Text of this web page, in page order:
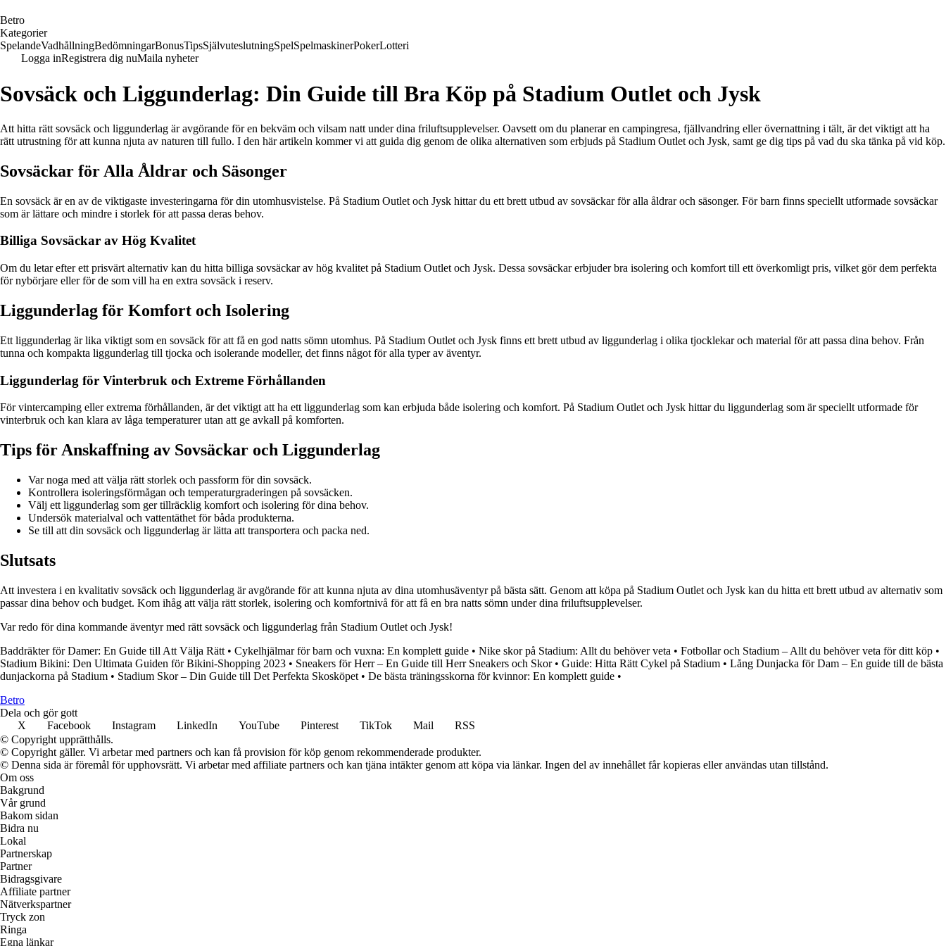
Betro
Kategorier
SpelandeVadhållningBedömningarBonusTipsSjälvuteslutningSpelSpelmaskinerPokerLotteri
Logga inRegistrera dig nuMaila nyheter
Sovsäck och Liggunderlag: Din Guide till Bra Köp på Stadium Outlet och Jysk
Att hitta rätt sovsäck och liggunderlag är avgörande för en bekväm och vilsam natt under dina friluftsupplevelser. Oavsett om du planerar en campingresa, fjällvandring eller övernattning i tält, är det viktigt att ha
rätt utrustning för att kunna njuta av naturen till fullo. I den här artikeln kommer vi att guida dig genom de olika alternativen som erbjuds på Stadium Outlet och Jysk, samt ge dig tips på vad du ska tänka på vid köp.
Sovsäckar för Alla Åldrar och Säsonger
En sovsäck är en av de viktigaste investeringarna för din utomhusvistelse. På Stadium Outlet och Jysk hittar du ett brett utbud av sovsäckar för alla åldrar och säsonger. För barn finns speciellt utformade sovsäckar
som är lättare och mindre i storlek för att passa deras behov.
Billiga Sovsäckar av Hög Kvalitet
Om du letar efter ett prisvärt alternativ kan du hitta billiga sovsäckar av hög kvalitet på Stadium Outlet och Jysk. Dessa sovsäckar erbjuder bra isolering och komfort till ett överkomligt pris, vilket gör dem perfekta
för nybörjare eller för de som vill ha en extra sovsäck i reserv.
Liggunderlag för Komfort och Isolering
Ett liggunderlag är lika viktigt som en sovsäck för att få en god natts sömn utomhus. På Stadium Outlet och Jysk finns ett brett utbud av liggunderlag i olika tjocklekar och material för att passa dina behov. Från
tunna och kompakta liggunderlag till tjocka och isolerande modeller, det finns något för alla typer av äventyr.
Liggunderlag för Vinterbruk och Extreme Förhållanden
För vintercamping eller extrema förhållanden, är det viktigt att ha ett liggunderlag som kan erbjuda både isolering och komfort. På Stadium Outlet och Jysk hittar du liggunderlag som är speciellt utformade för
vinterbruk och kan klara av låga temperaturer utan att ge avkall på komforten.
Tips för Anskaffning av Sovsäckar och Liggunderlag
Var noga med att välja rätt storlek och passform för din sovsäck.
Kontrollera isoleringsförmågan och temperaturgraderingen på sovsäcken.
Välj ett liggunderlag som ger tillräcklig komfort och isolering för dina behov.
Undersök materialval och vattentäthet för båda produkterna.
Se till att din sovsäck och liggunderlag är lätta att transportera och packa ned.
Slutsats
Att investera i en kvalitativ sovsäck och liggunderlag är avgörande för att kunna njuta av dina utomhusäventyr på bästa sätt. Genom att köpa på Stadium Outlet och Jysk kan du hitta ett brett utbud av alternativ som
passar dina behov och budget. Kom ihåg att välja rätt storlek, isolering och komfortnivå för att få en bra natts sömn under dina friluftsupplevelser.
Var redo för dina kommande äventyr med rätt sovsäck och liggunderlag från Stadium Outlet och Jysk!
Baddräkter för Damer: En Guide till Att Välja Rätt • Cykelhjälmar för barn och vuxna: En komplett guide • Nike skor på Stadium: Allt du behöver veta • Fotbollar och Stadium – Allt du behöver veta för ditt köp •
Stadium Bikini: Den Ultimata Guiden för Bikini-Shopping 2023 • Sneakers för Herr – En Guide till Herr Sneakers och Skor• Guide: Hitta Rätt Cykel på Stadium • Lång Dunjacka för Dam – En guide till de bästa
dunjackorna på Stadium • Stadium Skor – Din Guide till Det Perfekta Skosköpet • De bästa träningsskorna för kvinnor: En komplett guide •
Betro
Dela och gör gott
X
Facebook Instagram LinkedIn YouTube Pinterest TikTok Mail
RSS
© Copyright upprätthålls.
© Copyright gäller. Vi arbetar med partners och kan få provision för köp genom rekommenderade produkter.
© Denna sida är föremål för upphovsrätt. Vi arbetar med affiliate partners och kan tjäna intäkter genom att köpa via länkar. Ingen del av innehållet får kopieras eller användas utan tillstånd.
Om oss
Bakgrund
Vår grund
Bakom sidan
Bidra nu
Lokal
Partnerskap
Partner
Bidragsgivare
Affiliate partner
Nätverkspartner
Tryck zon
Ringa
Egna länkar